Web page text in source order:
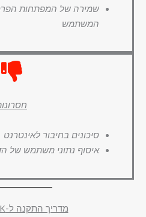
שמירה של המפתחות
המשתמש
סיכונים בחיבור לאינטרנט
איסוף נתוני משתמש של
מדריך התקנה ל-METAMASK